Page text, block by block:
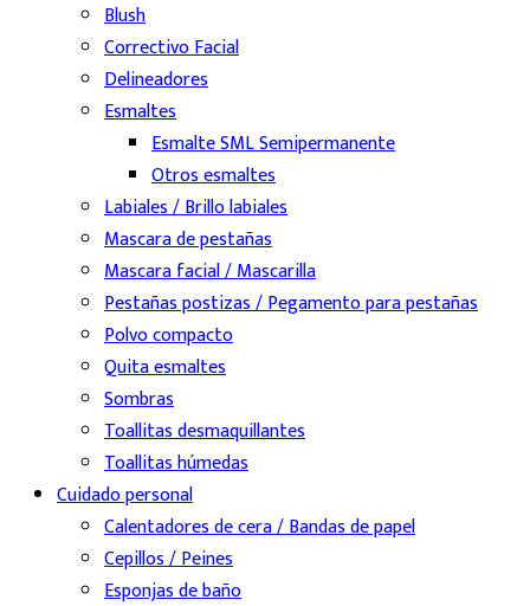
Blush
Correctivo Facial
Delineadores
Esmaltes
Esmalte SML Semipermanente
Otros esmaltes
Labiales / Brillo labiales
Mascara de pestañas
Mascara facial / Mascarilla
Pestañas postizas / Pegamento para pestañas
Polvo compacto
Quita esmaltes
Sombras
Toallitas desmaquillantes
Toallitas húmedas
Cuidado personal
Calentadores de cera / Bandas de papel
Cepillos / Peines
Esponjas de baño